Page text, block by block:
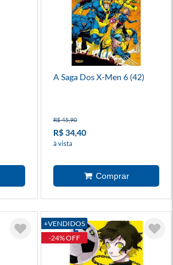
A Saga Dos X-Men 6 (42)
R$ 45,90
R$ 34,40
à vista
+VENDIDOS
-24% OFF